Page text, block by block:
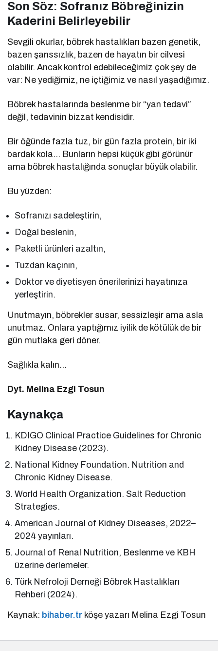
Son Söz: Sofranız Böbreğinizin
Kaderini Belirleyebilir
Sevgili okurlar, böbrek hastalıkları bazen genetik,
bazen şanssızlık, bazen de hayatın bir cilvesi
olabilir. Ancak kontrol edebileceğimiz çok şey de
var: Ne yediğimiz, ne içtiğimiz ve nasıl yaşadığımız.
Böbrek hastalarında beslenme bir “yan tedavi”
değil, tedavinin bizzat kendisidir.
Bir öğünde fazla tuz, bir gün fazla protein, bir iki
bardak kola… Bunların hepsi küçük gibi görünür
ama böbrek hastalığında sonuçlar büyük olabilir.
Bu yüzden:
Sofranızı sadeleştirin,
Doğal beslenin,
Paketli ürünleri azaltın,
Tuzdan kaçının,
Doktor ve diyetisyen önerilerinizi hayatınıza
yerleştirin.
Unutmayın, böbrekler susar, sessizleşir ama asla
unutmaz. Onlara yaptığımız iyilik de kötülük de bir
gün mutlaka geri döner.
Sağlıkla kalın…
Dyt. Melina Ezgi Tosun
Kaynakça
KDIGO Clinical Practice Guidelines for Chronic
Kidney Disease (2023).
National Kidney Foundation. Nutrition and
Chronic Kidney Disease.
World Health Organization. Salt Reduction
Strategies.
American Journal of Kidney Diseases, 2022–
2024 yayınları.
Journal of Renal Nutrition, Beslenme ve KBH
üzerine derlemeler.
Türk Nefroloji Derneği Böbrek Hastalıkları
Rehberi (2024).
Kaynak: bihaber.tr köşe yazarı Melina Ezgi Tosun